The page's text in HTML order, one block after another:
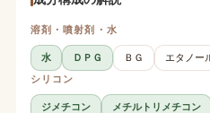
溶剤・噴射剤・水
水 ＤＰＧ ＢＧ
エタノー
シリコン
ジメチコン メチルトリメチコン